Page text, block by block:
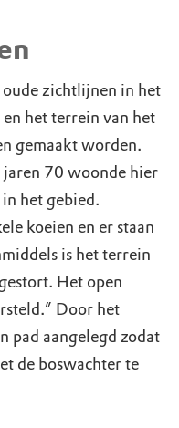
zichtlijnen in het
het terrein van het
gemaakt worden.
jaren 70 woonde hier
het gebied.
koeien en er staan
is het terrein
Het open
Door het
pad aangelegd zodat
de boswachter te